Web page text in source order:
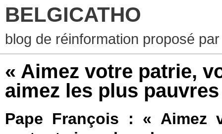
BELGICATHO
blog de réinformation proposé
« Aimez votre patrie,
aimez les plus
Pape François : « Aimez